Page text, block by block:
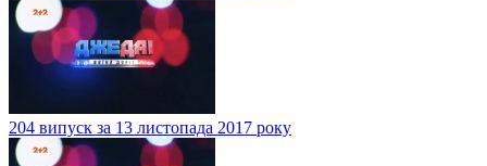
204 випуск за 13 листопада 2017 року